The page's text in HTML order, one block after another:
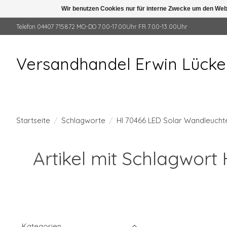
Telefon 04407 715872 MO-DO 7.00-17.00Uhr FR 7.00-13.00Uhr
Versandhandel Erwin
Startseite / Schlagworte / HI 70466 LED Solar
Artikel mit Schlagwort
Wir benutzen Cookies nur für interne Zwecke um den